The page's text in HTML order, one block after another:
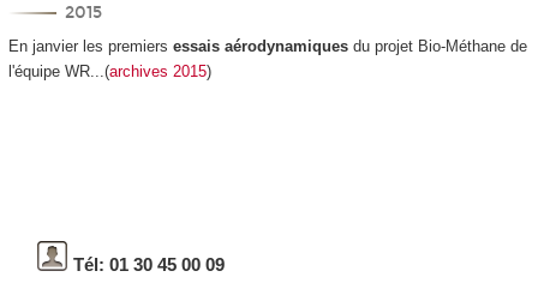
2015
En janvier les premiers essais aérodynamiquesdu projet Bio-Méthane de
l'équipe WR...(archives 2015)
Tél: 01 30 45 00 09